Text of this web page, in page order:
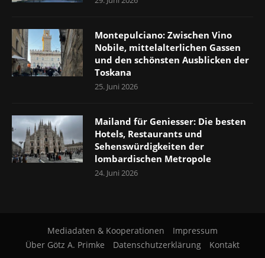
Montepulciano: Zwischen Vino
Nobile, mittelalterlichen Gassen
und den schönsten Ausblicken der
Toskana
25. Juni 2026
Mailand für Geniesser: Die besten
Hotels, Restaurants und
Sehenswürdigkeiten der
lombardischen Metropole
24. Juni 2026
Mediadaten & Kooperationen
Impressum
Über Götz A. Primke
Datenschutzerklärung Kontakt